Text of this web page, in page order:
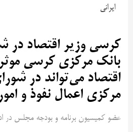
ایرانی
کرسی وزیر اقتصاد در
بانک مرکزی کرسی
اقتصاد می‌تواند در
مرکزی اعمال نفوذ و
عضو کمیسیون برنامه و بودجه مجلس در